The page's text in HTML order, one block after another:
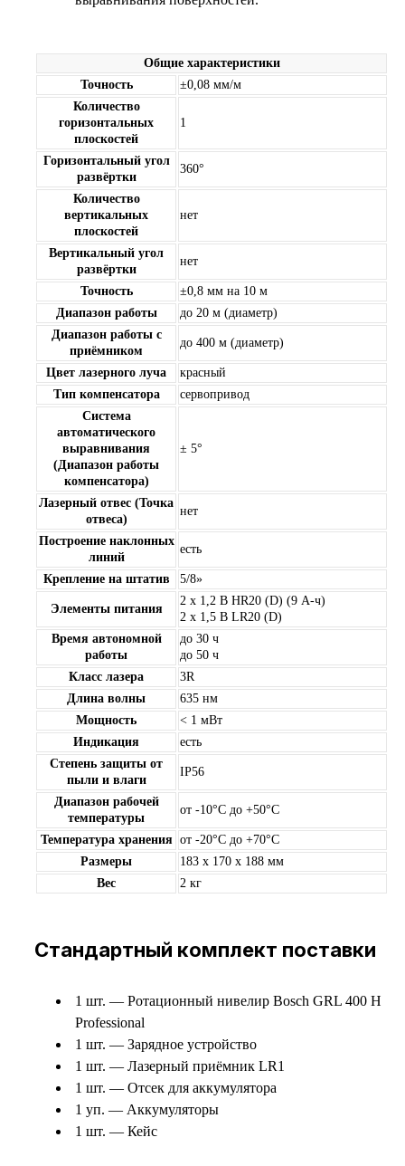
Общие характеристики
Точность
±0,08 мм/м
Количество
горизонтальных
плоскостей
1
Горизонтальный угол
развёртки
360°
Количество
вертикальных
плоскостей
нет
Вертикальный угол
развёртки
нет
Точность
±0,8 мм на 10 м
Диапазон работы
до 20 м (диаметр)
Диапазон работы с
приёмником
до 400 м (диаметр)
Цвет лазерного луча
красный
Тип компенсатора
сервопривод
Система
автоматического
выравнивания
(Диапазон работы
компенсатора)
± 5°
Лазерный отвес (Точка
отвеса)
нет
Построение наклонных
линий
есть
Крепление на штатив 5/8»
Элементы питания
2 x 1,2 В HR20 (D) (9 А-ч)
2 x 1,5 В LR20 (D)
Время автономной
работы
до 30 ч
до 50 ч
Класс лазера
3R
Длина волны
635 нм
Мощность
< 1 мВт
Индикация
есть
Степень защиты от
пыли и влаги
IP56
Диапазон рабочей
температуры
от -10°С до +50°С
Температура хранения от -20°С до +70°С
Размеры
183 x 170 x 188 мм
Вес
2 кг
Стандартный комплект поставки
1 шт. — Ротационный нивелир Bosch GRL 400 H
Professional
1 шт. — Зарядное устройство
1 шт. — Лазерный приёмник LR1
1 шт. — Отсек для аккумулятора
1 уп. — Аккумуляторы
1 шт. — Кейс